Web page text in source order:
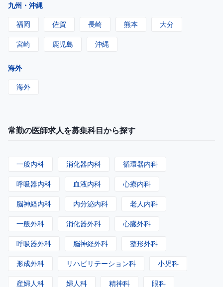
九州・沖縄
福岡
佐賀 長崎 熊本 大分
宮崎 鹿児島 沖縄
海外
海外
常勤の医師求人を募集科目から探す
一般内科 消化器内科 循環器内科
呼吸器内科 血液内科 心療内科
脳神経内科 内分泌内科 老人内科
一般外科 消化器外科 心臓外科
呼吸器外科 脳神経外科 整形外科
形成外科 リハビリテーション科 小児科
産婦人科 婦人科 精神科 眼科